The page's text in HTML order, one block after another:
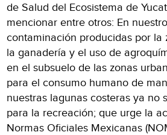
de Salud del Ecosistema de
mencionar entre otros: En
contaminación producidas por la
la ganadería y el uso de
en el subsuelo de las zonas
para el consumo humano de
nuestras lagunas costeras ya no
para la recreación; que urge la
Normas Oficiales Mexicanas